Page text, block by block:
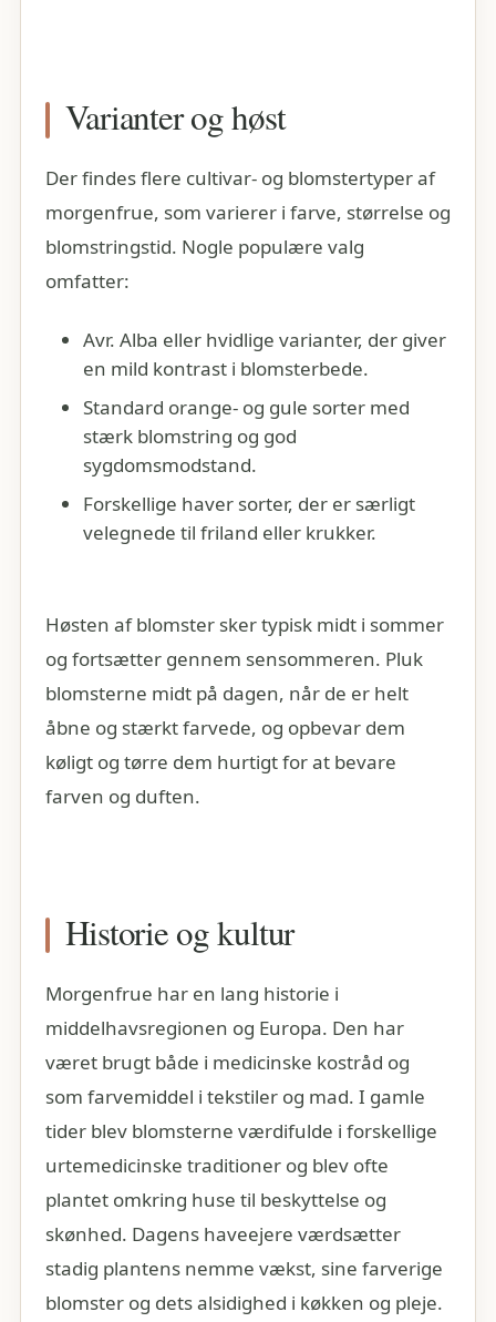
Varianter og høst
Der findes flere cultivar- og blomstertyper af
morgenfrue, som varierer i farve, størrelse og
blomstringstid. Nogle populære valg
omfatter:
Avr. Alba eller hvidlige varianter, der giver
en mild kontrast i blomsterbede.
Standard orange- og gule sorter med
stærk blomstring og god
sygdomsmodstand.
Forskellige haver sorter, der er særligt
velegnede til friland eller krukker.
Høsten af blomster sker typisk midt i sommer
og fortsætter gennem sensommeren. Pluk
blomsterne midt på dagen, når de er helt
åbne og stærkt farvede, og opbevar dem
køligt og tørre dem hurtigt for at bevare
farven og duften.
Historie og kultur
Morgenfrue har en lang historie i
middelhavsregionen og Europa. Den har
været brugt både i medicinske kostråd og
som farvemiddel i tekstiler og mad. I gamle
tider blev blomsterne værdifulde i forskellige
urtemedicinske traditioner og blev ofte
plantet omkring huse til beskyttelse og
skønhed. Dagens haveejere værdsætter
stadig plantens nemme vækst, sine farverige
blomster og dets alsidighed i køkken og pleje.